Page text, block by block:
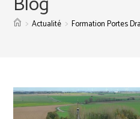
> Actualité > Formation Portes